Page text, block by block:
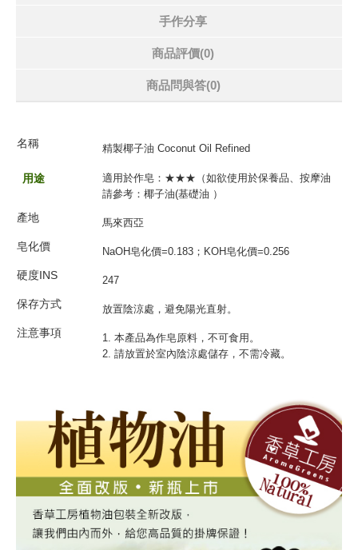
手作分享
商品評價(0)
商品問與答(0)
名稱 精製椰子油 Coconut Oil Refined
用途 適用於作皂 ： ★★★ （如欲使用於保養品、按摩油
請參考： 椰子油(基礎油 ）
產地 馬來西亞
皂化價 NaOH皂化價=0.183；KOH皂化價=0.256
硬度INS 247
保存方式 放置陰涼處，避免陽光直射。
注意事項
1. 本產品為作皂原料，不可食用。
2. 請放置於室內陰涼處儲存，不需冷藏。